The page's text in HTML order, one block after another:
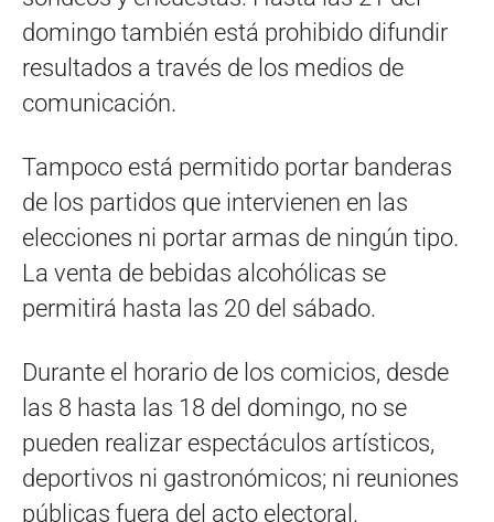
domingo también está prohibido difundir
resultados a través de los medios de
comunicación.
Tampoco está permitido portar banderas
de los partidos que intervienen en las
elecciones ni portar armas de ningún tipo.
La venta de bebidas alcohólicas se
permitirá hasta las 20 del sábado.
Durante el horario de los comicios, desde
las 8 hasta las 18 del domingo, no se
pueden realizar espectáculos artísticos,
deportivos ni gastronómicos; ni reuniones
públicas fuera del acto electoral.